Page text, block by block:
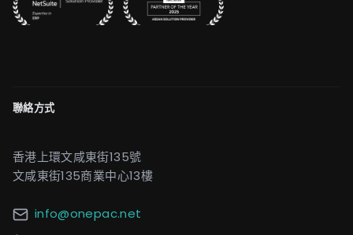
聯絡方式
香港上環文咸東街135號
文咸東街135商業中心13樓
info@onepac.net